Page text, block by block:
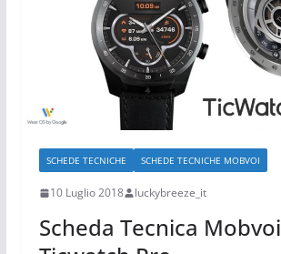
SCHEDE TECNICHE SCHEDE TECNICHE MOBVOI
10 Luglio 2018 luckybreeze_it
Scheda Tecnica Mobvoi